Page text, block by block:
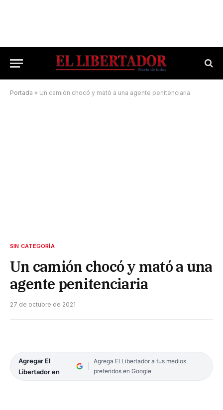
Portada » Un camión chocó y mató a una agente penitenciaria
SIN CATEGORÍA
Un camión chocó y mató a una
agente penitenciaria
27 de octubre de 2021
Agregar El
Libertador en
Agrega El Libertador a tus medios
preferidos en Google